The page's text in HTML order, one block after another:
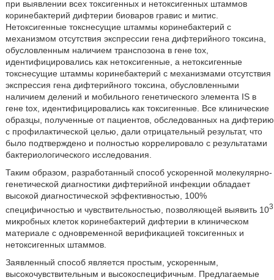
при выявлении всех токсигенных и нетоксигенных штаммов
коринебактерий дифтерии биоваров гравис и митис.
Нетоксигенные токснесущие штаммы коринебактерий с
механизмом отсутствия экспрессии гена дифтерийного токсина,
обусловленным наличием транспозона в гене tox,
идентифицировались как нетоксигенные, а нетоксигенные
токснесущие штаммы коринебактерий с механизмами отсутствия
экспрессия гена дифтерийного токсина, обусловленными
наличием делений и мобильного генетического элемента IS в
гене tox, идентифицировались как токсигенные. Все клинические
образцы, полученные от пациентов, обследованных на дифтерию
с профилактической целью, дали отрицательный результат, что
было подтверждено и полностью коррелировало с результатами
бактериологического исследования.
Таким образом, разработанный способ ускоренной молекулярно-
генетической диагностики дифтерийной инфекции обладает
высокой диагностической эффективностью, 100%
специфичностью и чувствительностью, позволяющей выявить 103
микробных клеток коринебактерий дифтерии в клиническом
материале с одновременной верификацией токсигенных и
нетоксигенных штаммов.
Заявленный способ является простым, ускоренным,
высокочувствительным и высокоспецифичным. Предлагаемые